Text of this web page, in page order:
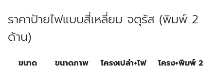
ราคาป้ายไฟแบบสี่เหลี่ยม จตุรัส (พิมพ์ 2
ด้าน)
ขนาด
ขนาดภาพ โครงเปล่า+ไฟ
โครง+พิมพ์ 2